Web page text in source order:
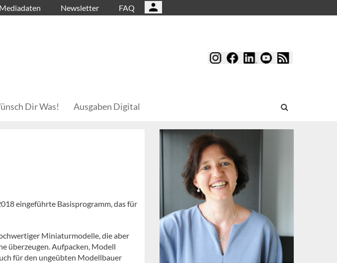
Mediadaten Newsletter FAQ
Dir Was! Ausgaben Digital
eingeführte Basisprogramm, das für
Miniaturmodelle, die aber
überzeugen. Aufpacken, Modell
für den ungeübten Modellbauer